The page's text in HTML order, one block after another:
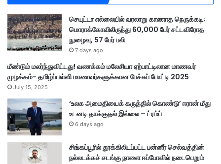
செயுட்டா எல்லையில் வரலாறு காணாத நெருக்கடி;
மொராக்கோவிலிருந்து 60,000 பேர் சட்டவிரோத
நுழைவு, 57 பேர் பலி
7 days ago
மீண்டும் மலர்ந்துவிட்டது! வணக்கம் மலேசியா ஏற்பாட்டிலான மாணவர்
முழக்கம்- தமிழ்ப்பள்ளி மாணவர்களுக்கான பேச்சுப் போட்டி 2025
July 15, 2025
‘உலக அமைதியைக் கருத்தில் கொண்டு’ ஈரான் மீது
உடனடி தாக்குதல் இல்லை – ட்ரம்ப்
6 days ago
சிங்கப்பூரில் தூக்கிலிடப்பட்ட பன்னீர் செல்வத்தின்
நல்லடக்கச் சடங்கு நாளை ஈப்போவில் நடைபெறும்